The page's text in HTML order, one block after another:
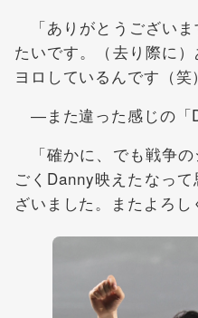
「ありがとうござい
たいです。（去り際に
ヨロしているんです（笑
―また違った感じの「
「確かに、でも戦争
ごくDanny映えたなっ
ざいました。またよろし